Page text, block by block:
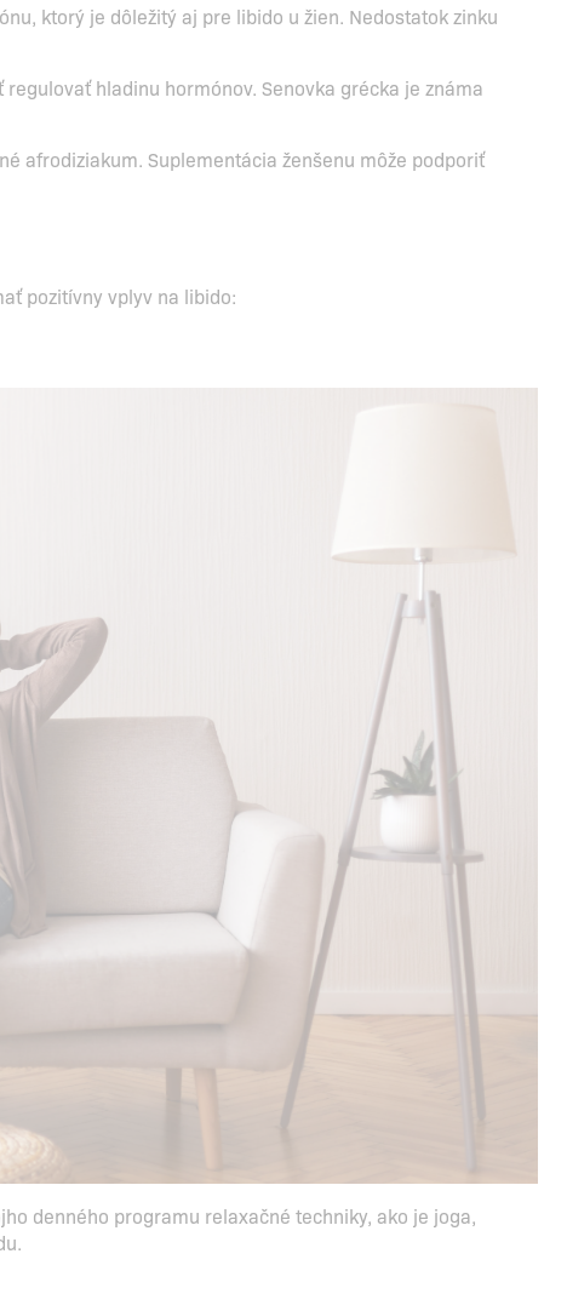
ktorý je dôležitý aj pre libido u žien. Nedostatok zinku
hladinu hormónov. Senovka grécka je známa
afrodiziakum. Suplementácia ženšenu môže podporiť
pozitívny vplyv na libido:
denného programu relaxačné techniky, ako je joga,